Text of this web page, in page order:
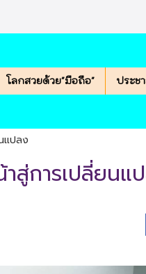
โลกสวยด้วย"มือถือ" ประช
แปลง
สู่การเปลี่ยนแ